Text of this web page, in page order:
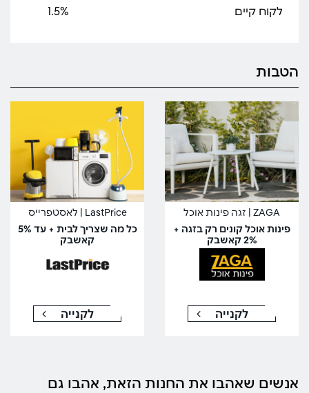
לקוח קיים
1.5%
הטבות
ZAGA | זגה פינות אוכל
פינות אוכל קונים רק בזגה +
2% קאשבק
לקנייה
LastPrice | לאסטפרייס
כל מה שצריך לבית + עד 5%
קאשבק
לקנייה
אנשים שאהבו את החנות הזאת, אהבו גם